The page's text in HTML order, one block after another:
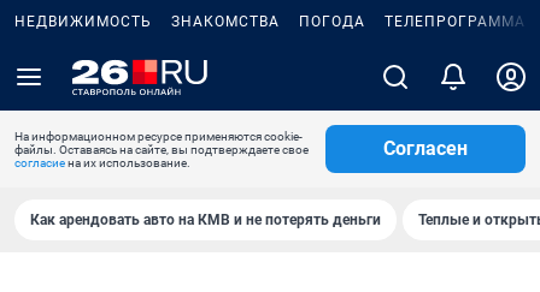
НЕДВИЖИМОСТЬ ЗНАКОМСТВА ПОГОДА ТЕЛЕПРОГРАММА
На информационном ресурсе применяются cookie-
файлы. Оставаясь на сайте, вы подтверждаете свое
согласиена их использование.
Согласен
Как арендовать авто на КМВ и не потерять деньги Теплые и